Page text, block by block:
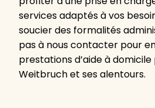
services adaptés à vos
soucier des formalités
pas à nous contacter pour
prestations d’aide à
Weitbruch et ses alentours.